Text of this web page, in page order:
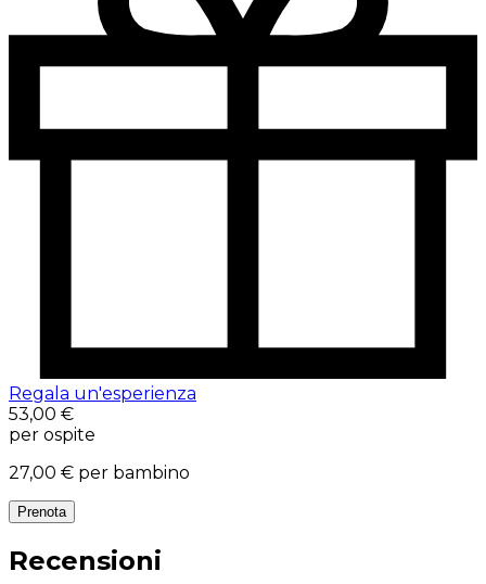
Regala un'esperienza
53,00 €
per ospite
27,00 € per bambino
Prenota
Recensioni